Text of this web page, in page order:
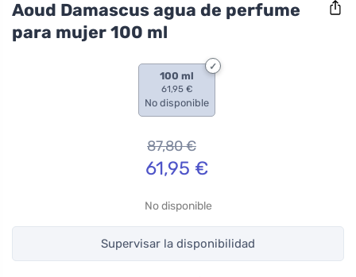
Aoud Damascus agua de perfume
para mujer 100 ml
100 ml
61,95 €
No disponible
87,80€
61,95 €
No disponible
Supervisar la disponibilidad